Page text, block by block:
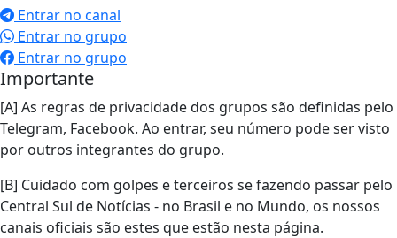
Entrar no canal
Entrar no grupo
Entrar no grupo
Importante
[A] As regras de privacidade dos grupos são definidas pelo
Telegram, Facebook. Ao entrar, seu número pode ser visto
por outros integrantes do grupo.
[B] Cuidado com golpes e terceiros se fazendo passar pelo
Central Sul de Notícias - no Brasil e no Mundo, os nossos
canais oficiais são estes que estão nesta página.